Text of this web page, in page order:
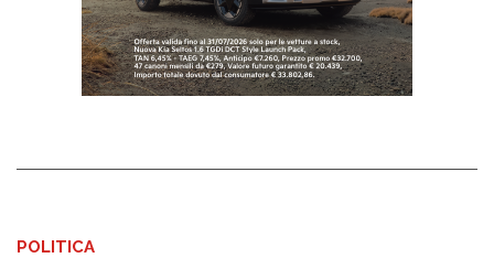
POLITICA